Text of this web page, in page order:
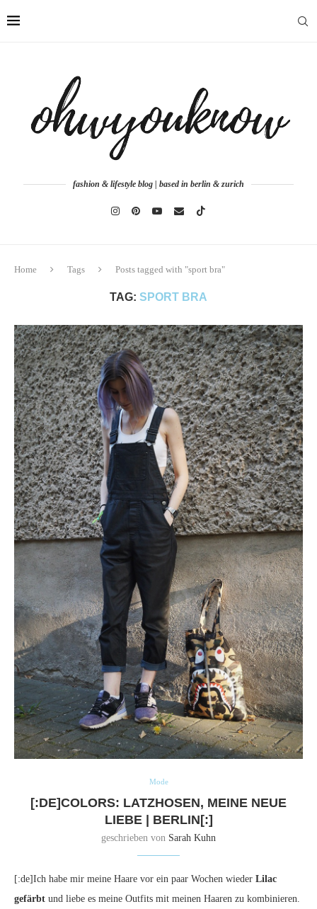
fashion & lifestyle blog | based in berlin & zurich
Home Tags Posts tagged with "sport bra"
TAG: SPORT BRA
Mode
[:DE]COLORS: LATZHOSEN, MEINE NEUE
LIEBE | BERLIN[:]
geschrieben von Sarah Kuhn
[:de]Ich habe mir meine Haare vor ein paar Wochen wieder Lilac
gefärbt und liebe es meine Outfits mit meinen Haaren zu kombinieren.